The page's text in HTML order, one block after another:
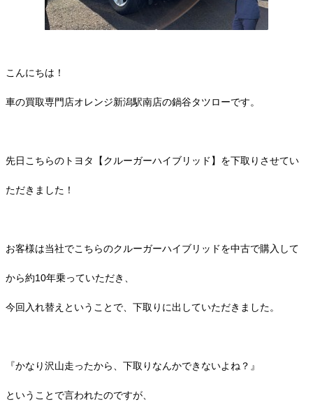
こんにちは！
車の買取専門店オレンジ新潟駅南店の鍋谷タツローです。
先日こちらのトヨタ【クルーガーハイブリッド】を下取りさせてい
ただきました！
お客様は当社でこちらのクルーガーハイブリッドを中古で購入して
から約10年乗っていただき、
今回入れ替えということで、下取りに出していただきました。
『かなり沢山走ったから、下取りなんかできないよね？』
ということで言われたのですが、